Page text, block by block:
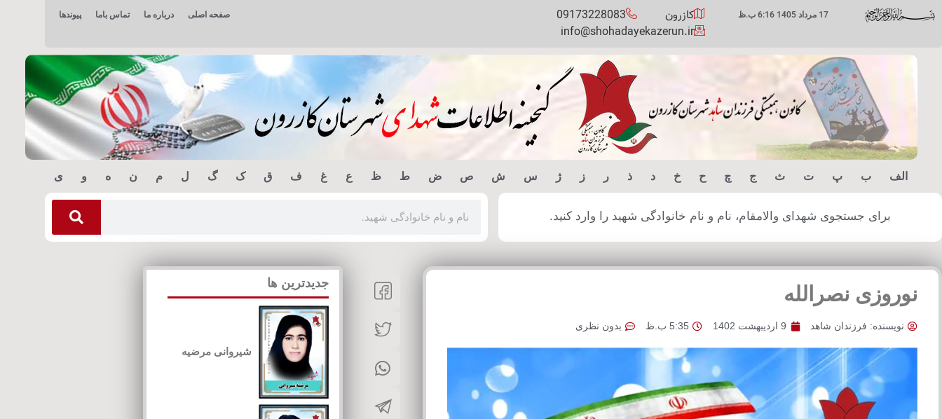
17 مرداد 1405 6:16 ب.ظ کازرون
09173228083
info@shohadayekazerun.ir
صفحه اصلی درباره ما تماس باما پیوندها
الف ب پ ت ث ج چ ح خ د ذ ر ز ژ س ش ص ض ط ظ ع غ ف ق ک گ ل م ن ه و ی
برای جستجوی شهدای والامقام، نام و نام خانوادگی شهید را وارد کنید.
نوروزی نصرالله
نویسنده: فرزندان شاهد 9 اردیبهشت 1402 5:35 ب.ظ بدون نظری
جدیدترین ها
شیروانی مرضیه